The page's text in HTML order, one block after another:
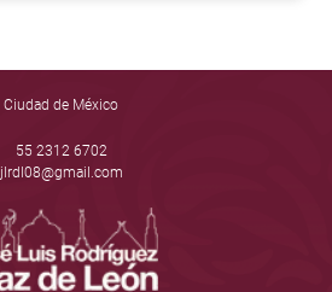
Ciudad de México
55 2312 6702
jlrdl08@gmail.com